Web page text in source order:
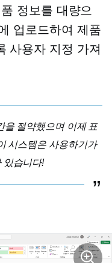
정보를 대량으
업로드하여 제품
사용자 지정 가져
을 절약했으며 이제 표
시스템은 사용하기가
있습니다!